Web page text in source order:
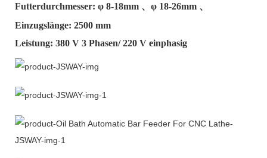
Futterdurchmesser: φ 8-18mm 、φ 18-26mm 、
Einzugslänge: 2500 mm
Leistung: 380 V 3 Phasen/ 220 V einphasig